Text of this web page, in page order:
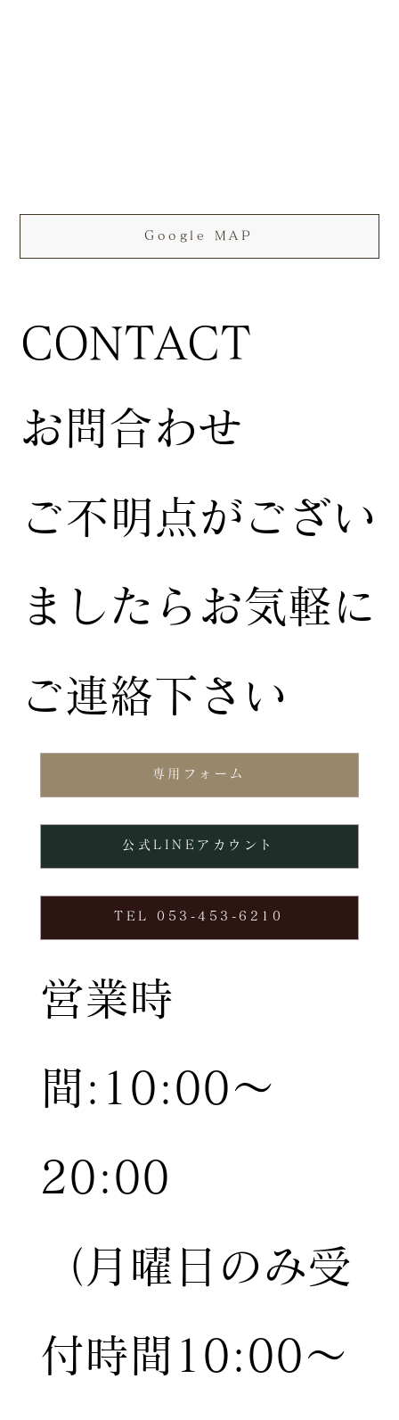
専用フォーム
TEL 053-453-6210
公式LINEアカウント
お問合わせ
ご不明点がござい
ましたらお気軽に
ご連絡下さい
営業時
間:10:00〜
20:00
（月曜日のみ受
付時間10:00〜
Google MAP
CONTACT